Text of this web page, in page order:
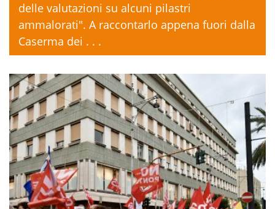
delle valutazioni su alcuni pilastri
ammalorati". A raccontarlo appena fuori dalla
Caserma dei . . .